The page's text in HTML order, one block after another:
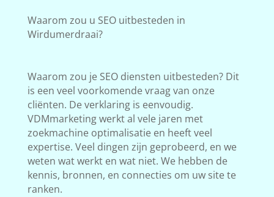
Waarom zou u SEO uitbesteden in
Wirdumerdraai?
Waarom zou je SEO diensten uitbesteden? Dit
is een veel voorkomende vraag van onze
cliënten. De verklaring is eenvoudig.
VDMmarketing werkt al vele jaren met
zoekmachine optimalisatie en heeft veel
expertise. Veel dingen zijn geprobeerd, en we
weten wat werkt en wat niet. We hebben de
kennis, bronnen, en connecties om uw site te
ranken.